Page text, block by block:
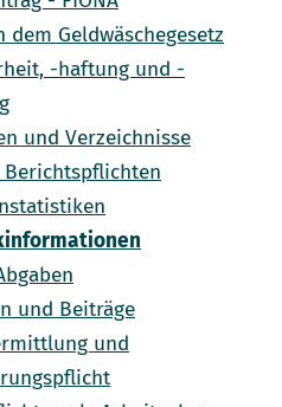
dem Geldwäschegesetz
-haftung und -
und Verzeichnisse
und Beiträge
und